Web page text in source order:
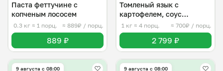
Паста феттучине с
копченым лососем
0.3 кг ≈ 1 порц. ≈ 889₽ / порц.
889 ₽
Томленый язык с
картофелем, соус
сливочный
1 кг ≈ 4 порц. ≈ 700₽ / порц.
2 799 ₽
9 августа с 08:00 9 августа с 08:00